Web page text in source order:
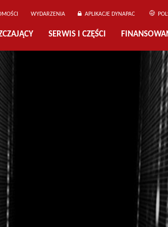
WYDARZENIA APLIKACJE DYNAPAC
SERWIS I CZĘŚCI